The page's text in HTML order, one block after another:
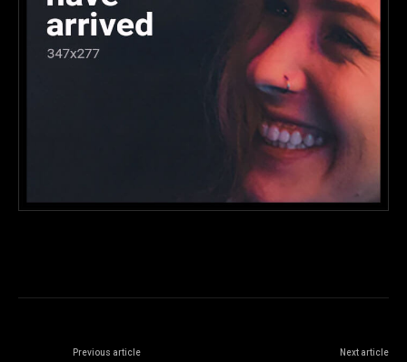
Previous article Next article